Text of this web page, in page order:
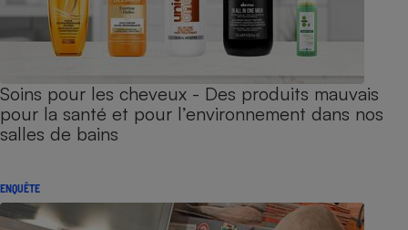
Soins pour les cheveux - Des produits mauvais
pour la santé et pour l’environnement dans nos
salles de bains
ENQUÊTE